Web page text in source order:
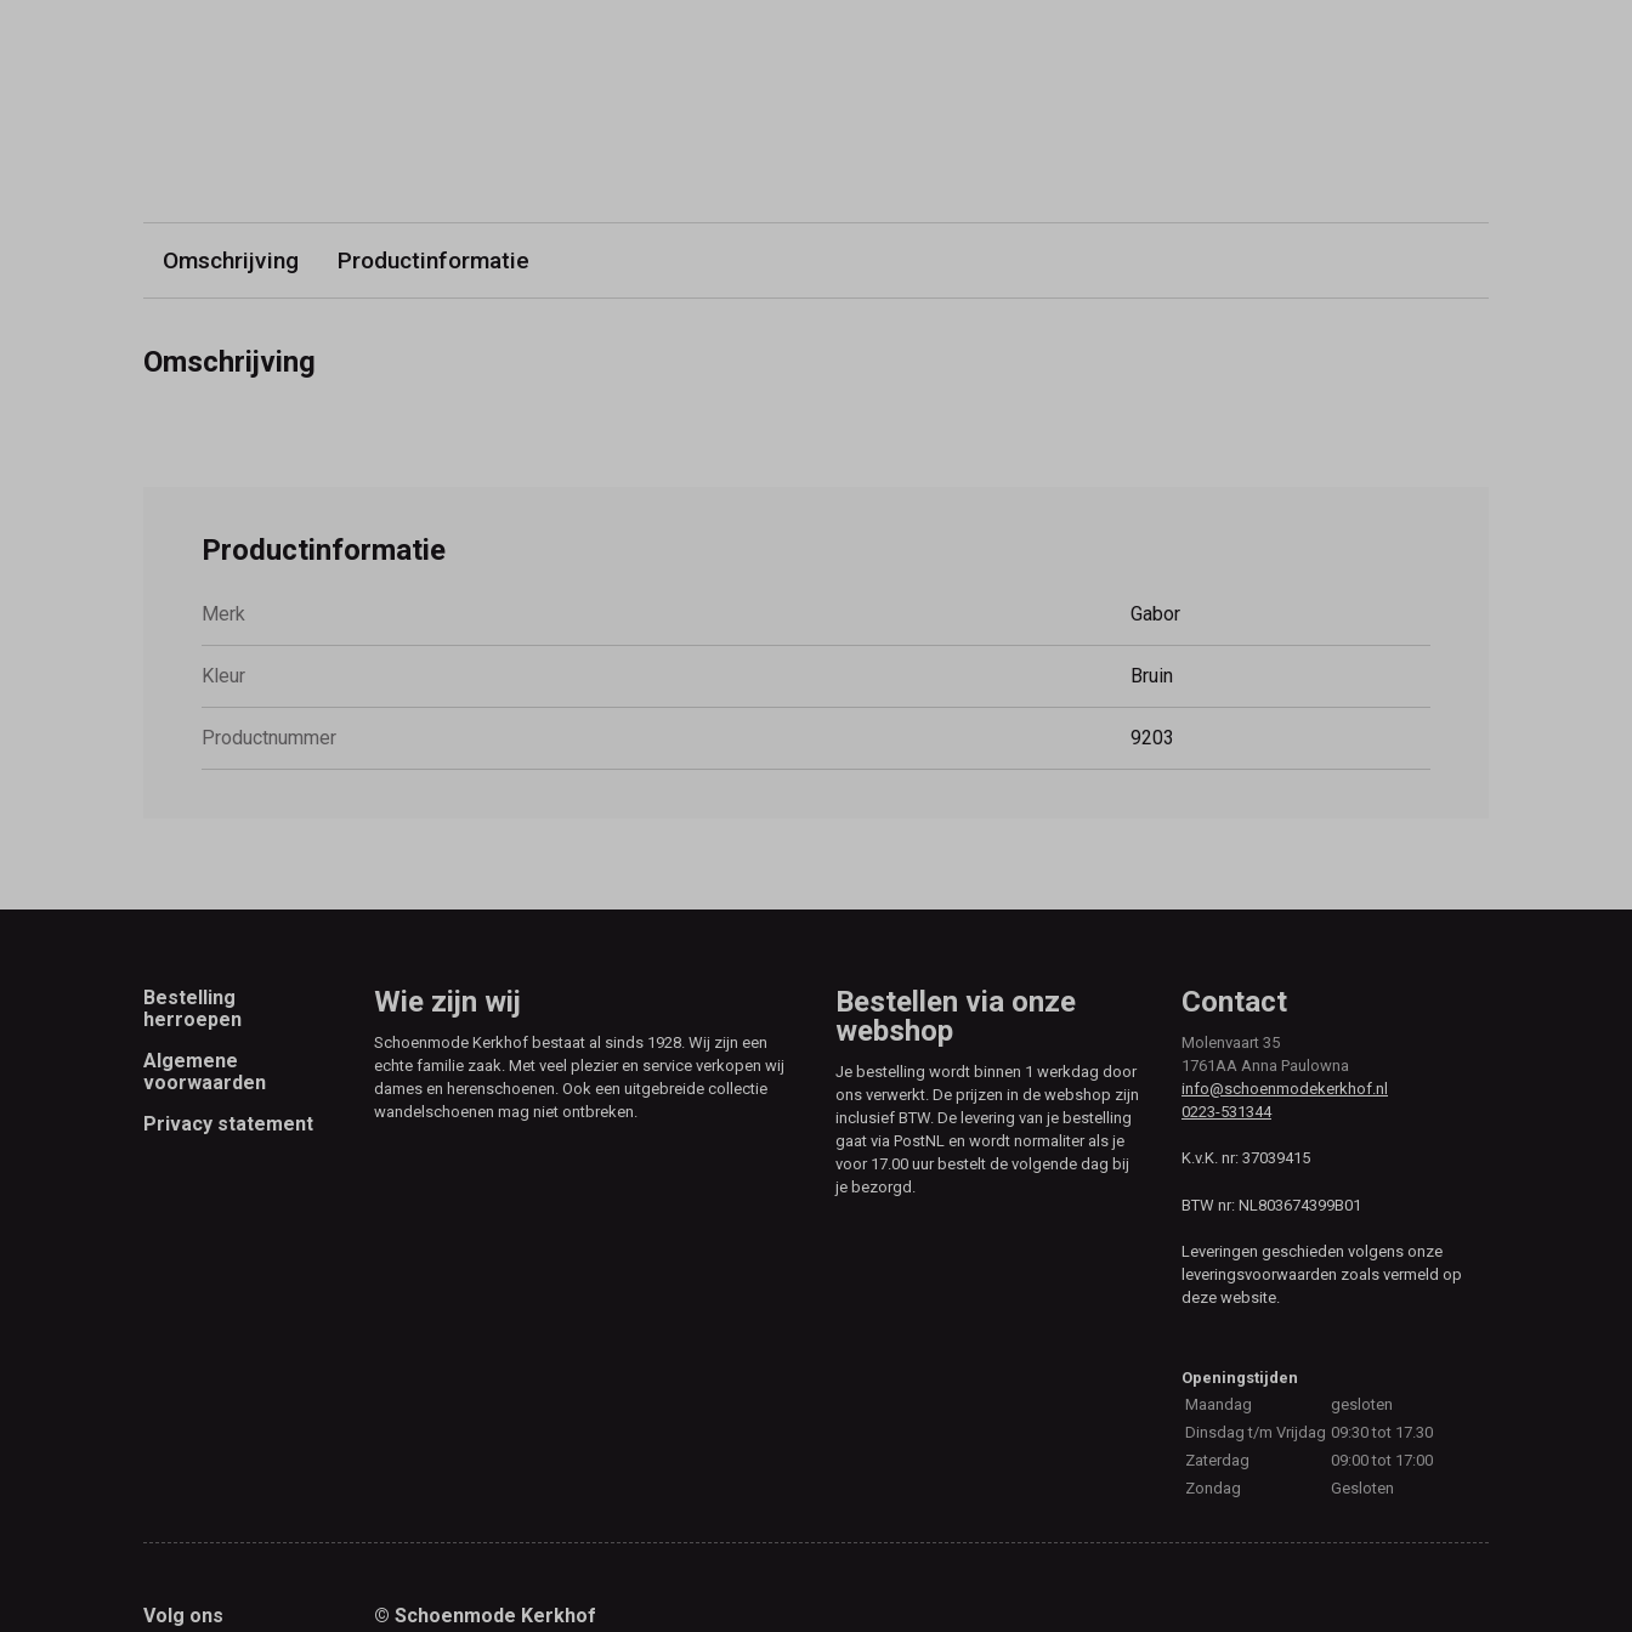
Omschrijving Productinformatie
Omschrijving
Productinformatie
Merk Gabor
Kleur Bruin
Productnummer 9203
Footer
Bestelling
herroepen
Algemene
voorwaarden
Privacy statement
Wie zijn wij
Schoenmode Kerkhof bestaat al sinds 1928. Wij zijn een
echte familie zaak. Met veel plezier en service verkopen wij
dames en herenschoenen. Ook een uitgebreide collectie
wandelschoenen mag niet ontbreken.
Bestellen via onze
webshop
Je bestelling wordt binnen 1 werkdag door
ons verwerkt. De prijzen in de webshop zijn
inclusief BTW. De levering van je bestelling
gaat via PostNL en wordt normaliter als je
voor 17.00 uur bestelt de volgende dag bij
je bezorgd.
Contact
Molenvaart 35
1761AA Anna Paulowna
info@schoenmodekerkhof.nl
0223-531344
K.v.K. nr: 37039415
BTW nr: NL803674399B01
Leveringen geschieden volgens onze
leveringsvoorwaarden zoals vermeld op
deze website.
Openingstijden
Maandag
gesloten
Dinsdag t/m Vrijdag 09:30 tot 17.30
Zaterdag
09:00 tot 17:00
Zondag
Gesloten
Volg ons © Schoenmode Kerkhof